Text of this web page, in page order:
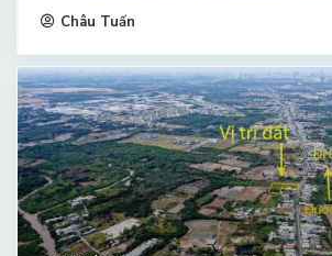
Châu Tuấn